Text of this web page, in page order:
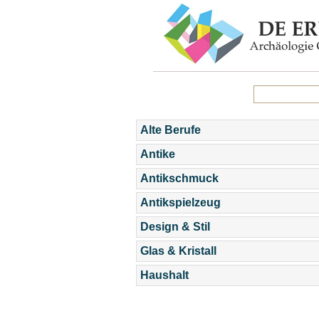
Alte Berufe
Antike
Antikschmuck
Antikspielzeug
Design & Stil
Glas & Kristall
Haushalt